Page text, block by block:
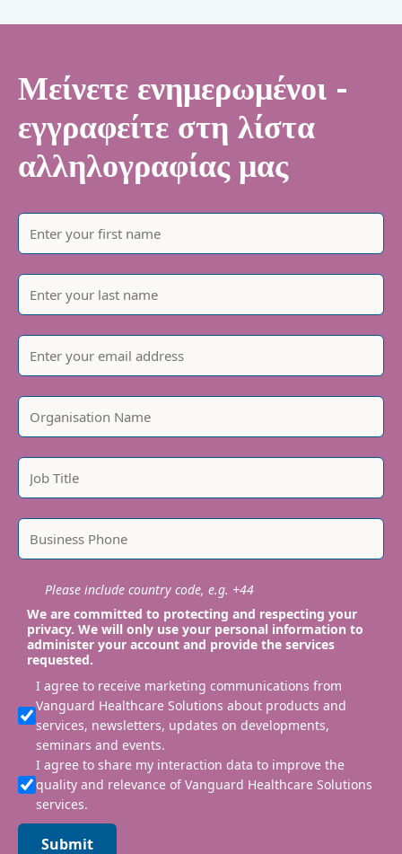
Μείνετε ενημερωμένοι -
εγγραφείτε στη λίστα
αλληλογραφίας μας
Please include country code, e.g. +44
We are committed to protecting and respecting your
privacy. We will only use your personal information to
administer your account and provide the services
requested.
I agree to receive marketing communications from
Vanguard Healthcare Solutions about products and
services, newsletters, updates on developments,
seminars and events.
I agree to share my interaction data to improve the
quality and relevance of Vanguard Healthcare Solutions
services.
Submit